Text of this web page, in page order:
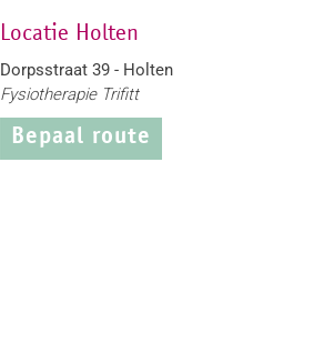
Locatie Holten
Dorpsstraat 39 - Holten
Fysiotherapie Trifitt
Bepaal route